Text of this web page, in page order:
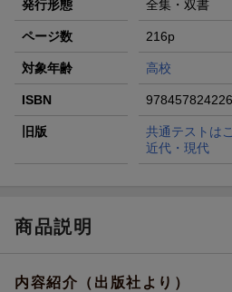
発行形態 全集・双書
ページ数 216p
対象年齢 高校
ISBN
旧版
共通テストは
近代・現代
商品説明
内容紹介（出版社より）